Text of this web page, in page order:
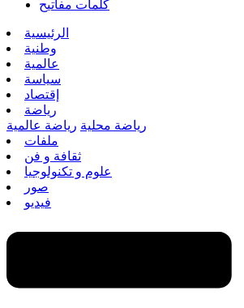
كلمات مفاتيح
الرئيسية
وطنية
عالمية
سياسة
إقتصاد
رياضة
رياضة محلية رياضة عالمية
ملفات
ثقافة و فن
علوم و تكنولوجيا
صور
فيديو